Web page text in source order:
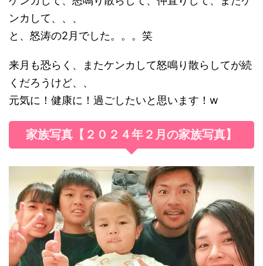
ンカして、、、
と、怒涛の2月でした。。。笑
来月も恐らく、またケンカして怒鳴り散らしてが続
くだろうけど、、
元気に！健康に！過ごしたいと思います！w
家族写真【２０２４年２月の家族写真】